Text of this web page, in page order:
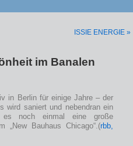
ISSIE ENERGIE »
im Banalen
in Berlin für einige Jahre – der
wird saniert und nebendran ein
es noch einmal eine große
„New Bauhaus Chicago“.(rbb,